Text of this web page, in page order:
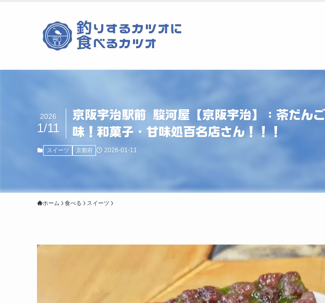
京阪宇治駅前 駿河屋【京阪宇治】：茶だん
味！和菓子・甘味処百名店さん！！！
2026
1/11
スイーツ 京都府 2026-01-11
ホーム 食べる スイーツ